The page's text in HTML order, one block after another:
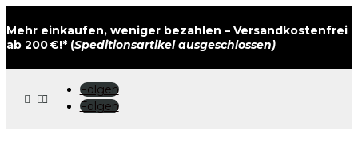
Mehr einkaufen, weniger bezahlen – Versandkostenfrei
ab 200 €!* (Speditionsartikel ausgeschlossen)
 
Folgen
Folgen